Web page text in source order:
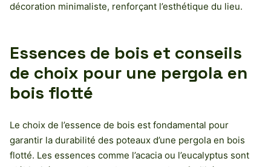
décoration minimaliste, renforçant l’esthétique du lieu.
Essences de bois et conseils
de choix pour une pergola en
bois flotté
Le choix de l’essence de bois est fondamental pour
garantir la durabilité des poteaux d’une pergola en bois
flotté. Les essences comme l’acacia ou l’eucalyptus sont